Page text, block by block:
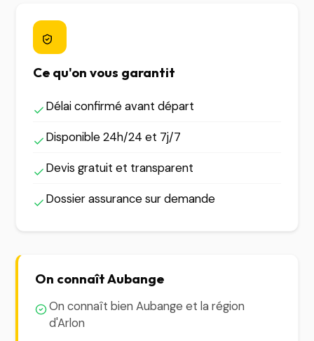
Ce qu'on vous garantit
Délai confirmé avant départ
Disponible 24h/24 et 7j/7
Devis gratuit et transparent
Dossier assurance sur demande
On connaît Aubange
On connaît bien Aubange et la région
d'Arlon